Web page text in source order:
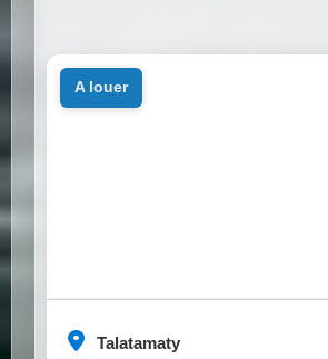
Talatamaty
a louer